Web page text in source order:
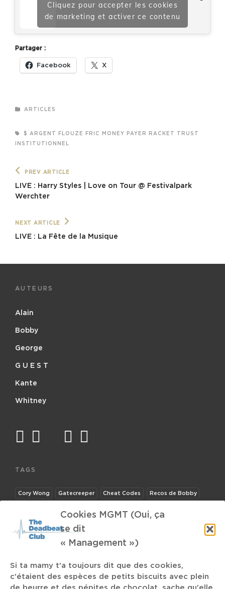
Cookies MGMT (Oui, ça
se dit
« Management »)
Si ta mamy t'a toujours dit que des cookies,
c'étaient des espèces de petits biscuits avec plein
Cliquez pour accepter les cookies
de marketing et activer ce contenu
Partager :
Facebook X
CATEGORIES
ARTICLES
TAGS,
$ ARGENT FLOUZE FRIC MONEY PAYER RACKET
TRUST
INSTITUTIONNEL
Navigation
de
l’article
Previous
Post
PREV ARTICLE
LIVE : Harry Styles | Love on Tour @ Festivalpark
Werchter
Next
Post
NEXT ARTICLE
LIVE : La Fête de la Musique
AUTEURS
Alain
Bobby
George
G U E S T
Kante
Whitney
facebook
twitter
mail instagram
TAGS
Cory Wong Gatecreeper Cheat Codes Recos de Bobby
Botanique Museum Marcel Conscious Hip Hop
the body Koshab Lemon Straw
Black Lives Matter Hope Sandoval